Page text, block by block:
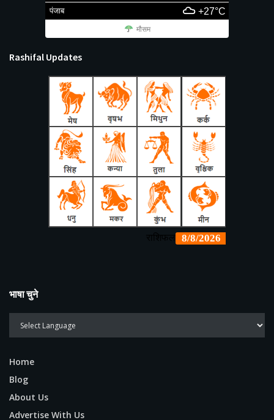
पंजाब +27°C
मौसम
Rashifal Updates
भाषा चुने
Home
Blog
About Us
Advertise With Us